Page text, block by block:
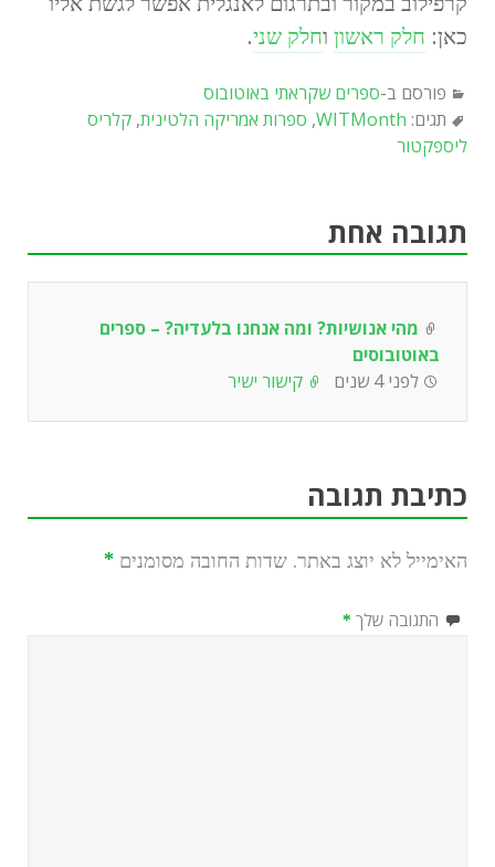
כאן: חלק ראשון וחלק שני.
פורסם ב-ספרים שקראתי באוטובוס
תגים: WITMonth
, ספרות אמריקה הלטינית, קלריס
ליספקטור
תגובה אחת
מהי אנושיות? ומה אנחנו בלעדיה? – ספרים
באוטובוסים
לפני 4 שנים
קישור ישיר
כתיבת תגובה
האימייל לא יוצג באתר. שדות החובה מסומנים *
התגובה שלך *